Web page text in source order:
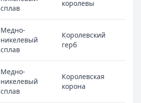
сплав
королевы
Медно-
никелевый
сплав
Королевский
герб
Медно-
никелевый
сплав
Королевская
корона